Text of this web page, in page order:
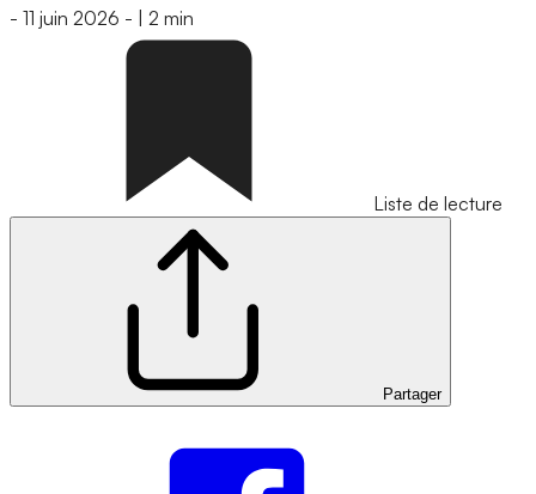
- 11 juin 2026 - 2 min
Liste de lecture
Partager